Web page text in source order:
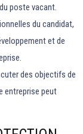
poste vacant.
du candidat,
et de
des objectifs de
entreprise peut